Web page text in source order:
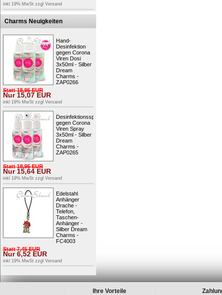
inkl 19% MwSt zzgl Versand
Charms Neuigkeiten
Hand-
Desinfektion
gegen Corona
Viren Dosi
3x50ml - Silber
Dream
Charms -
ZAP0266
Statt18,95EUR
Nur15,07EUR
inkl 19% MwSt zzgl Versand
Desinfektionsspray
gegen Corona
Viren Spray
3x50ml - Silber
Dream
Charms -
ZAP0265
Statt18,95EUR
Nur 15,64 EUR
inkl 19% MwSt zzgl Versand
Edelstahl
Anhänger
Drache -
Telefon,
Taschen-
Anhänger -
Silber Dream
Charms -
FC4003
Statt7,45EUR
Nur6,52EUR
inkl 19% MwSt zzgl Versand
Ihre Vorteile